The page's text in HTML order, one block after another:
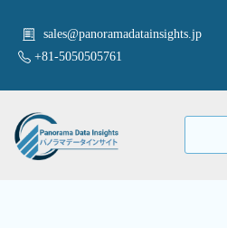
sales@panoramadatainsights.jp
+81-5050505761